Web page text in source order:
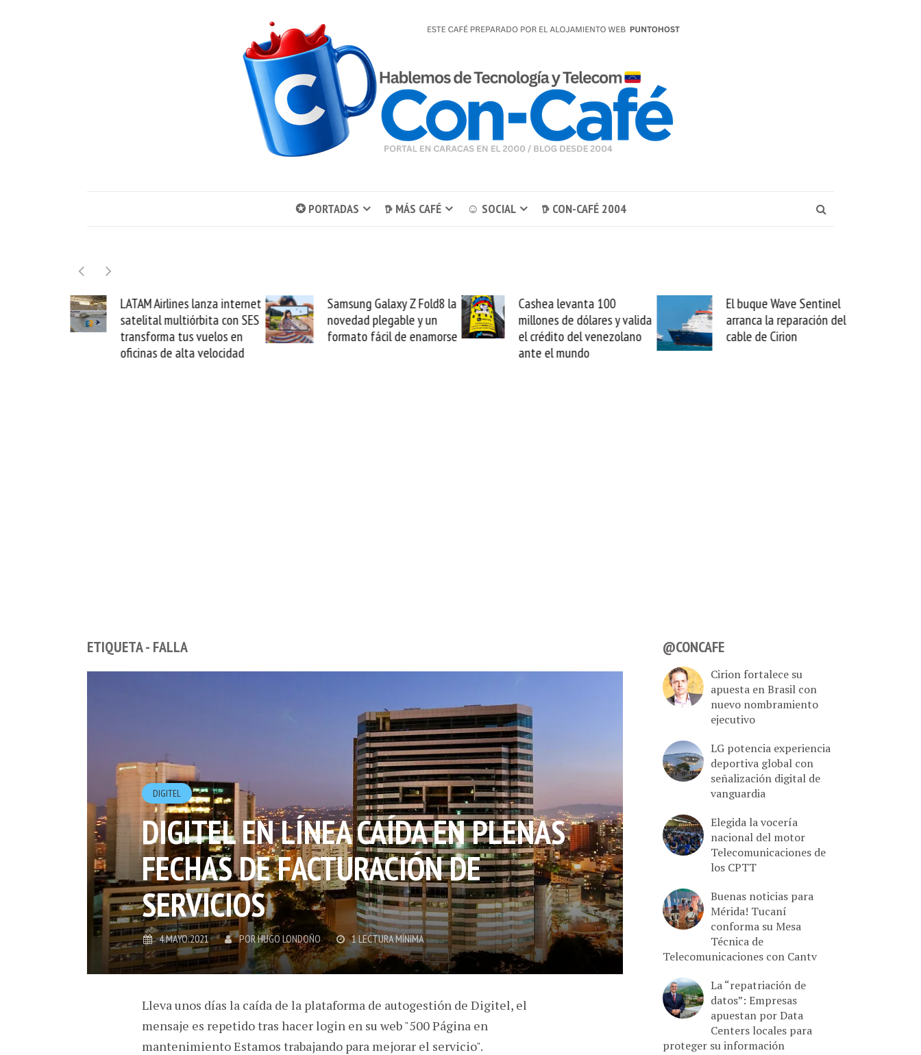
✪ PORTADAS 𖠚 MÁS CAFÉ ☺ SOCIAL 𖠚 CON-CAFÉ 2004
Samsung Galaxy Z Fold8 la
novedad plegable y un
formato fácil de enamorse
Cashea levanta 100
millones de dólares y valida
el crédito del venezolano
El buque Wave Sentinel
arranca la reparación del
cable de Cirion
Uber se lleva PedidosYa y
sabemos todo lo que puede
mejorar tecnológicamente
esta movida
ETIQUETA - FALLA
DIGITEL
DIGITEL EN LÍNEA CAÍDA EN PLENAS
FECHAS DE FACTURACIÓN DE
SERVICIOS
4.MAYO.2021 PORHUGO LONDOÑO 1 LECTURA MÍNIMA
Lleva unos días la caída de la plataforma de autogestión de Digitel, el
mensaje es repetido tras hacer login en su web "500 Página en
mantenimiento Estamos trabajando para mejorar el servicio".
@CONCAFE
Cirion fortalece su
apuesta en Brasil con
nuevo nombramiento
ejecutivo
LG potencia experiencia
deportiva global con
señalización digital de
vanguardia
Elegida la vocería
nacional del motor
Telecomunicaciones de
los CPTT
Buenas noticias para
Mérida! Tucaní
conforma su Mesa
Técnica de
Telecomunicaciones con Cantv
La “repatriación de
datos”: Empresas
apuestan por Data
Centers locales para
proteger su información